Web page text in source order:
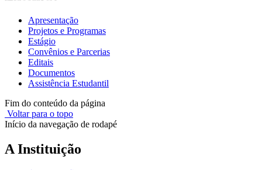
Apresentação
Projetos e Programas
Estágio
Convênios e Parcerias
Editais
Documentos
Assistência Estudantil
Fim do conteúdo da página
Voltar para o topo
Início da navegação de rodapé
A Instituição